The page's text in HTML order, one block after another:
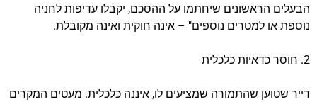
הבעלים הראשונים שיחתמו על ההסכם, יקבלו עדיפות לחניה
נוספת או למטרים נוספים" – אינה חוקית ואינה מקובלת.
2. חוסר כדאיות כלכלית
דייר שטוען שהתמורה שמציעים לו, איננה כלכלית. מעטים המקרים